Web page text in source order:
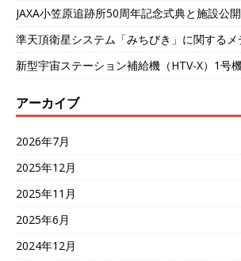
JAXA小笠原追跡所50周年記念式典と施設公開
準天頂衛星システム「みちびき」に関する
新型宇宙ステーション補給機（HTV-X）1
アーカイブ
2026年7月
2025年12月
2025年11月
2025年6月
2024年12月